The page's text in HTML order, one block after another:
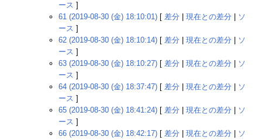
ース ]
61 (2019-08-30 (金) 18:10:01) [ 差分 現在との差分
ソ
ース ]
62 (2019-08-30 (金) 18:10:14) [ 差分 現在との差分
ソ
ース ]
63 (2019-08-30 (金) 18:10:27) [ 差分 現在との差分
ソ
ース ]
64 (2019-08-30 (金) 18:37:47) [ 差分 現在との差分
ソ
ース ]
65 (2019-08-30 (金) 18:41:24) [ 差分 現在との差分
ソ
ース ]
66 (2019-08-30 (金) 18:42:17) [ 差分 現在との差分
ソ